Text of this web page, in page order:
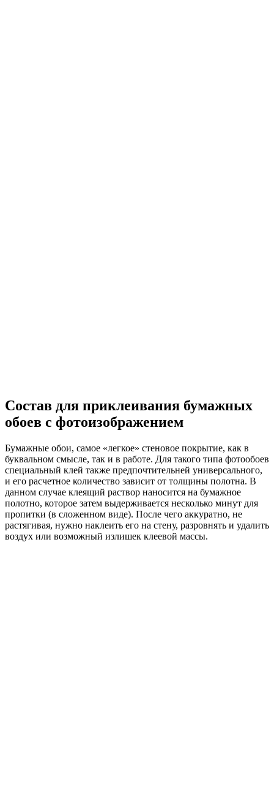
Состав для приклеивания бумажных
обоев с фотоизображением
Бумажные обои, самое «легкое» стеновое покрытие, как в
буквальном смысле, так и в работе. Для такого типа фотообоев
специальный клей также предпочтительней универсального,
и его расчетное количество зависит от толщины полотна. В
данном случае клеящий раствор наносится на бумажное
полотно, которое затем выдерживается несколько минут для
пропитки (в сложенном виде). После чего аккуратно, не
растягивая, нужно наклеить его на стену, разровнять и удалить
воздух или возможный излишек клеевой массы.